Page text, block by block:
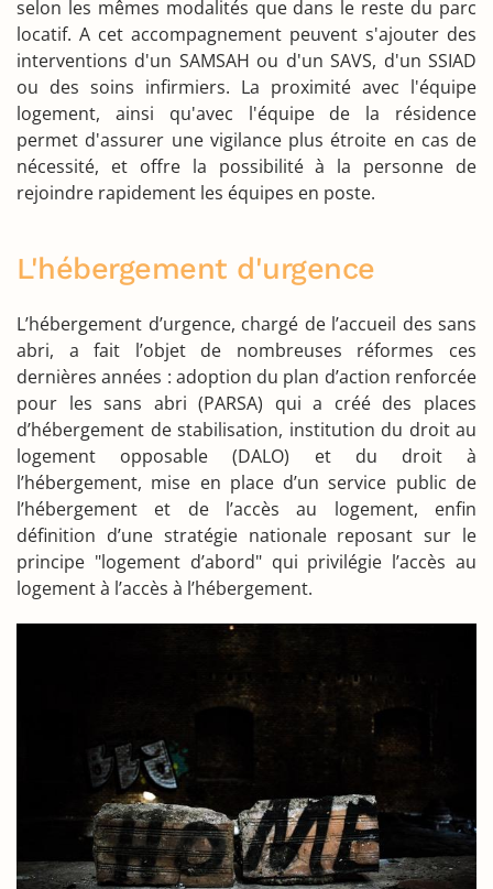
selon les mêmes modalités que dans le reste du parc
locatif. A cet accompagnement peuvent s'ajouter des
interventions d'un SAMSAH ou d'un SAVS, d'un SSIAD
ou des soins infirmiers. La proximité avec l'équipe
logement, ainsi qu'avec l'équipe de la résidence
permet d'assurer une vigilance plus étroite en cas de
nécessité, et offre la possibilité à la personne de
rejoindre rapidement les équipes en poste.
L'hébergement d'urgence
L’hébergement d’urgence, chargé de l’accueil des sans
abri, a fait l’objet de nombreuses réformes ces
dernières années : adoption du plan d’action renforcée
pour les sans abri (PARSA) qui a créé des places
d’hébergement de stabilisation, institution du droit au
logement opposable (DALO) et du droit à
l’hébergement, mise en place d’unservice public de
l’hébergement et de l’accès au logement, enfin
définition d’une stratégie nationale reposant sur le
principe "logement d’abord" qui privilégie l’accès au
logement à l’accès à l’hébergement.